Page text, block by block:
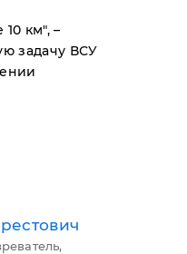
км", –
задачу ВСУ